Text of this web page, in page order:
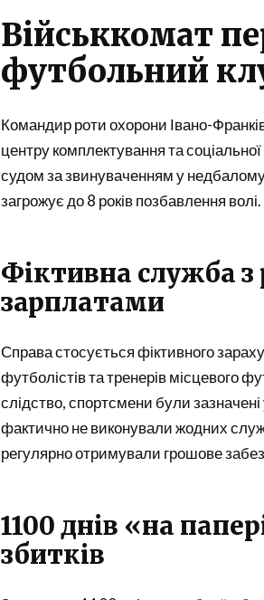
Військкомат
футбольний
Командир роти охорони Івано-
центру комплектування та
судом за звинуваченням у
загрожує до 8 років позбавлення волі.
Фіктивна служба
зарплатами
Справа стосується фіктивного
футболістів та тренерів місцевого
слідство, спортсмени були
фактично не виконували жодних
регулярно отримували грошове
1100 днів «на
збитків